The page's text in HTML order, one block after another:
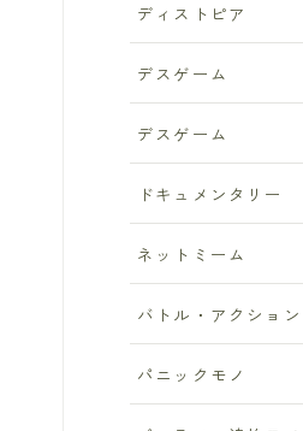
ディストピア
デスゲーム
デスゲーム
ドキュメンタリー
ネットミーム
バトル・アクション
パニックモノ